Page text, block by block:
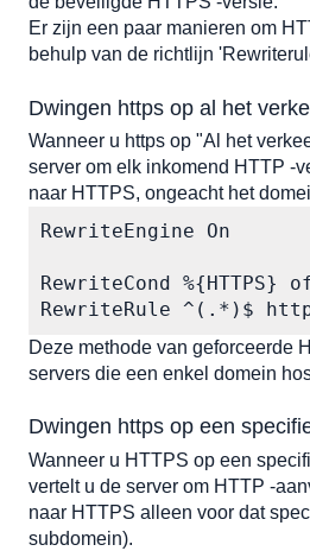
Er zijn een paar manieren om
behulp van de richtlijn
Dwingen https op al het
Wanneer u https op "Al het
server om elk inkomend HTTP -
naar HTTPS, ongeacht het
RewriteEngine On
RewriteCond %{HTTPS}
RewriteRule ^(.*)$
Deze methode van geforceerde
servers die een enkel domein
Dwingen https op een
Wanneer u HTTPS op een
vertelt u de server om HTTP -
naar HTTPS alleen voor dat
subdomein).